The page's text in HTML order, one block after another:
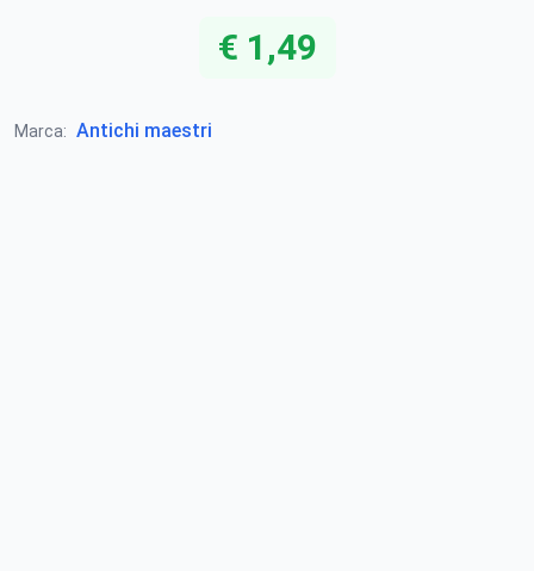
€ 1,49
Marca: Antichi maestri